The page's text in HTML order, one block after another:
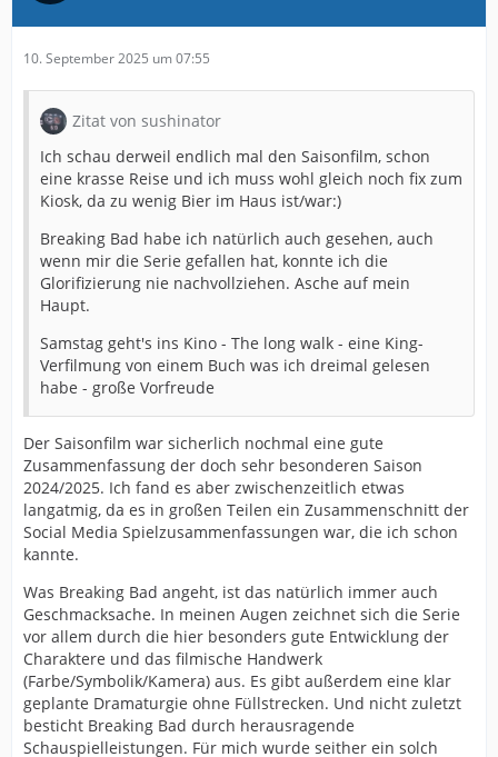
10. September 2025 um 07:55
Zitat von sushinator
Ich schau derweil endlich mal den Saisonfilm, schon
eine krasse Reise und ich muss wohl gleich noch fix zum
Kiosk, da zu wenig Bier im Haus ist/war:)
Breaking Bad habe ich natürlich auch gesehen, auch
wenn mir die Serie gefallen hat, konnte ich die
Glorifizierung nie nachvollziehen. Asche auf mein
Haupt.
Samstag geht's ins Kino - The long walk - eine King-
Verfilmung von einem Buch was ich dreimal gelesen
habe - große Vorfreude
Der Saisonfilm war sicherlich nochmal eine gute
Zusammenfassung der doch sehr besonderen Saison
2024/2025. Ich fand es aber zwischenzeitlich etwas
langatmig, da es in großen Teilen ein Zusammenschnitt der
Social Media Spielzusammenfassungen war, die ich schon
kannte.
Was Breaking Bad angeht, ist das natürlich immer auch
Geschmacksache. In meinen Augen zeichnet sich die Serie
vor allem durch die hier besonders gute Entwicklung der
Charaktere und das filmische Handwerk
(Farbe/Symbolik/Kamera) aus. Es gibt außerdem eine klar
geplante Dramaturgie ohne Füllstrecken. Und nicht zuletzt
besticht Breaking Bad durch herausragende
Schauspielleistungen. Für mich wurde seither ein solch